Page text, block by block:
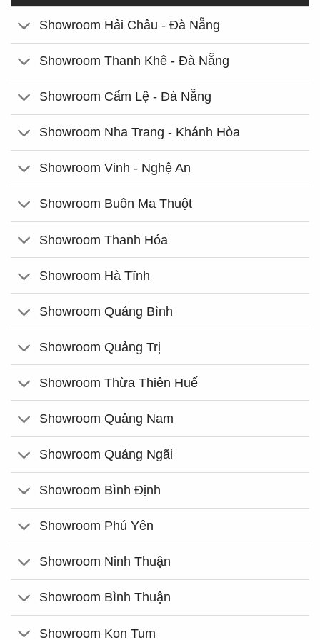
Showroom Hải Châu - Đà Nẵng
Showroom Thanh Khê - Đà Nẵng
Showroom Cẩm Lệ - Đà Nẵng
Showroom Nha Trang - Khánh Hòa
Showroom Vinh - Nghệ An
Showroom Buôn Ma Thuột
Showroom Thanh Hóa
Showroom Hà Tĩnh
Showroom Quảng Bình
Showroom Quảng Trị
Showroom Thừa Thiên Huế
Showroom Quảng Nam
Showroom Quảng Ngãi
Showroom Bình Định
Showroom Phú Yên
Showroom Ninh Thuận
Showroom Bình Thuận
Showroom Kon Tum